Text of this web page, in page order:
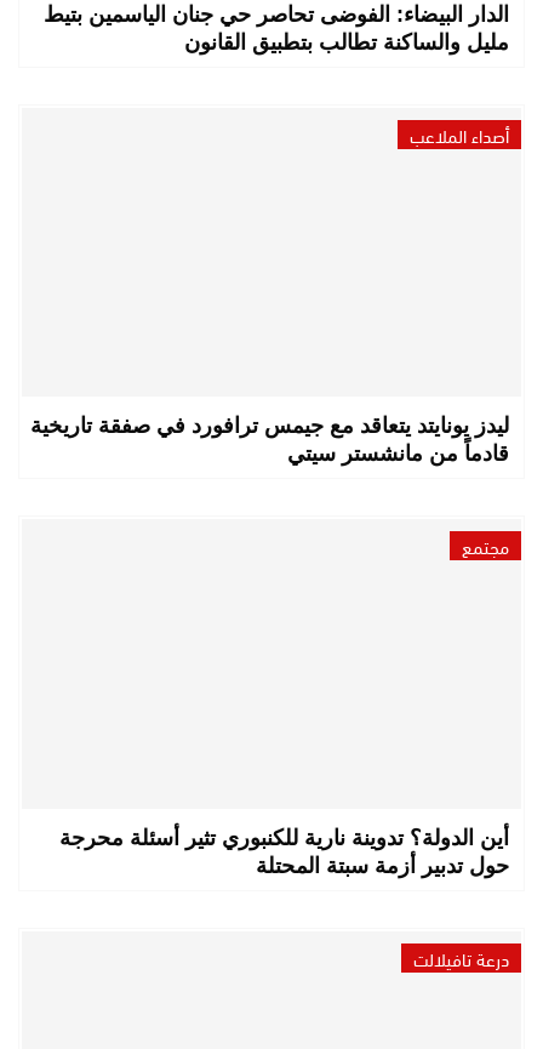
الدار البيضاء: الفوضى تحاصر حي جنان الياسمين بتيط
مليل والساكنة تطالب بتطبيق القانون
أصداء الملاعب
ليدز يونايتد يتعاقد مع جيمس ترافورد في صفقة تاريخية
قادماً من مانشستر سيتي
مجتمع
أين الدولة؟ تدوينة نارية للكنبوري تثير أسئلة محرجة
حول تدبير أزمة سبتة المحتلة
درعة تافيلالت